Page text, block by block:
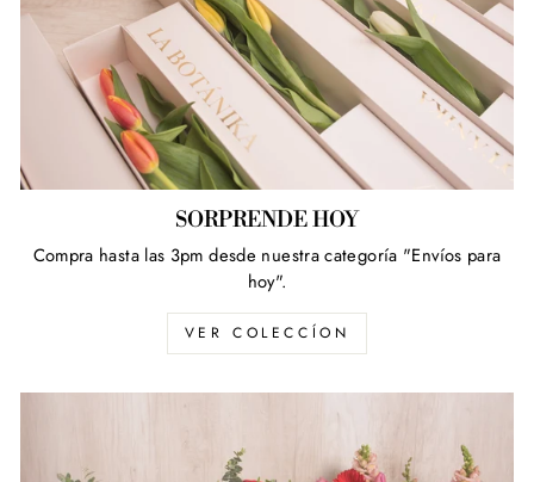
SORPRENDE HOY
Compra hasta las 3pm desde nuestra categoría "Envíos para
hoy".
VER COLECCÍON